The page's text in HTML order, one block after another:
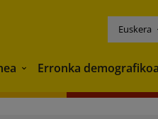
Euskera
Ingurunea
Erronka demografikoa